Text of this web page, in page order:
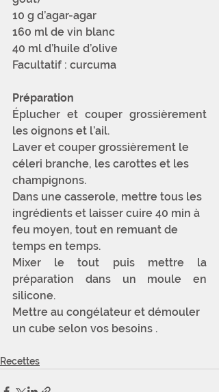
10 g d’agar-agar
160 ml de vin blanc
40 ml d’huile d’olive
Facultatif : curcuma
Préparation
Éplucher et couper grossièrement
les oignons et l’ail.
Laver et couper grossièrement le
céleri branche, les carottes et les
champignons.
Dans une casserole, mettre tous les
ingrédients et laisser cuire 40 min à
feu moyen, tout en remuant de
temps en temps.
Mixer le tout puis mettre la
préparation dans un moule en
silicone.
Mettre au congélateur et démouler
un cube selon vos besoins .
Recettes